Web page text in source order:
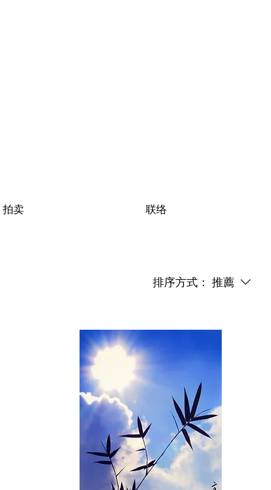
拍卖 联络
排序方式： 推薦